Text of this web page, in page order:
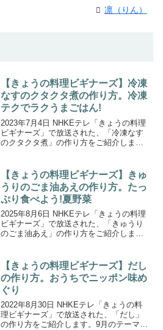
凛（りん）
【きょうの料理ビギナーズ】冷凍
なすのクタクタ煮の作り方。冷凍
テクでラクうまごはん!
2023年7月4日 NHKEテレ「きょうの料理
ビギナーズ」で放送された、「冷凍なす
のクタクタ煮」の作り方をご紹介しま
うになる暑い日に、少しでもキッチンに
立つ時間を短縮...
【きょうの料理ビギナーズ】きゅ
うりのごま油あえの作り方。たっ
ぷり食べよう!夏野菜
2025年8月6日 NHKEテレ「きょうの料理
ビギナーズ」で放送された、「きゅうり
のごま油あえ」の作り方をご紹介しま
す。きゅうりのさっぱり感とひき肉炒め
のおいしさが一度に...
【きょうの料理ビギナーズ】だし
の作り方。おうちでニッポン味め
ぐり
2022年8月30日 NHKEテレ「きょうの料
理ビギナーズ」で放送された、「だし」
の作り方をご紹介します。9月のテーマ